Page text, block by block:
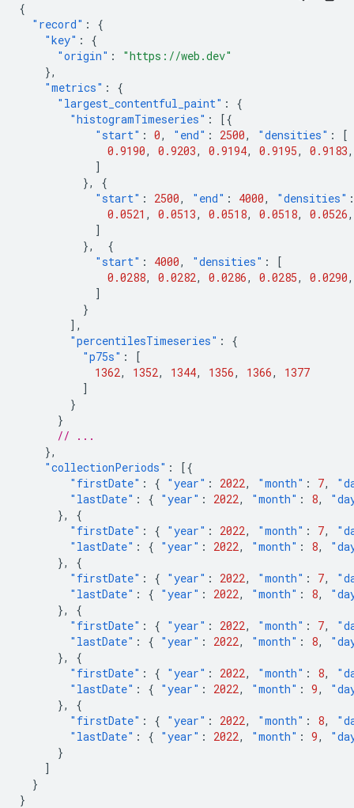
{
"record" :
{
"key" :
{
"origin" :
"https://web.dev"
},
"metrics" :
{
"largest_contentful_paint" :
{
"histogramTimeseries" :
[{
"start" : 0, "end" : 2500, "densities" :
[
0.9190, 0.9203, 0.9194, 0.9195, 0.9183,
]
},
{
"start" : 2500, "end" : 4000, "densities" :
0.0521 , 0.0513, 0.0518, 0.0518, 0.0526,
]
},
{
"start" : 4000, "densities" :
[
0.0288, 0.0282, 0.0286, 0.0285, 0.0290,
]
}
],
"percentilesTimeseries" :
{
"p75s" :
[
1362, 1352, 1344, 1356, 1366,
1377
]
}
}
// ...
},
"collectionPeriods" :
[{
"firstDate" : { "year" : 2022, "month" : 7,
"lastDate" : { "year" : 2022, "month" : 8,
},
{
"firstDate" : { "year" : 2022, "month" : 7,
"lastDate" : { "year" : 2022, "month" : 8,
},
{
"firstDate" : { "year" : 2022, "month" : 7,
"lastDate" : { "year" : 2022, "month" : 8,
},
{
"firstDate" : { "year" : 2022, "month" : 7,
"lastDate" : { "year" : 2022, "month" : 8,
},
{
"firstDate" : { "year" : 2022, "month" : 8,
"lastDate" : { "year" : 2022, "month" : 9,
},
{
"firstDate" : { "year" : 2022, "month" : 8,
"lastDate" : { "year" : 2022, "month" : 9,
}
]
}
}